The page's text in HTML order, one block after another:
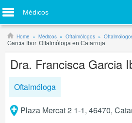
Médicos
Home Médicos Oftalmólogos
Garcia Ibor. Oftalmóloga en Catarroja
Dra. Francisca Garcia
Oftalmóloga
Plaza Mercat 2 1-1, 46470,